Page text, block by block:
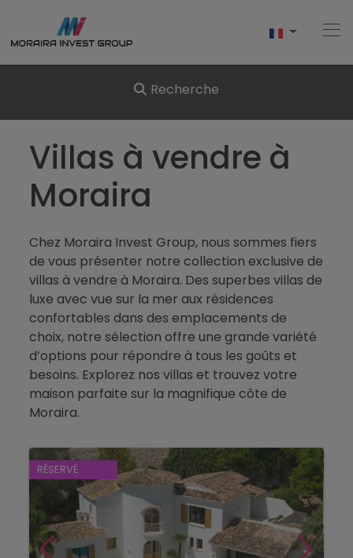
Acheter
Nouvelle Construction
Vendre
Commentaires
À Propos De Nous
Blog
Contact
Recherche
Villas à vendre à
Moraira
Chez Moraira Invest Group, nous sommes fiers
de vous présenter notre collection exclusive de
villas à vendre à Moraira. Des superbes villas de
luxe avec vue sur la mer aux résidences
confortables dans des emplacements de
choix, notre sélection offre une grande variété
d’options pour répondre à tous les goûts et
besoins. Explorez nos villas et trouvez votre
maison parfaite sur la magnifique côte de
Moraira.
RÉSERVÉ